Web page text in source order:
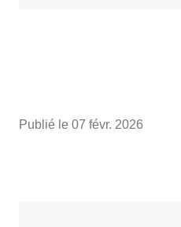
Publié le 07 févr. 2026